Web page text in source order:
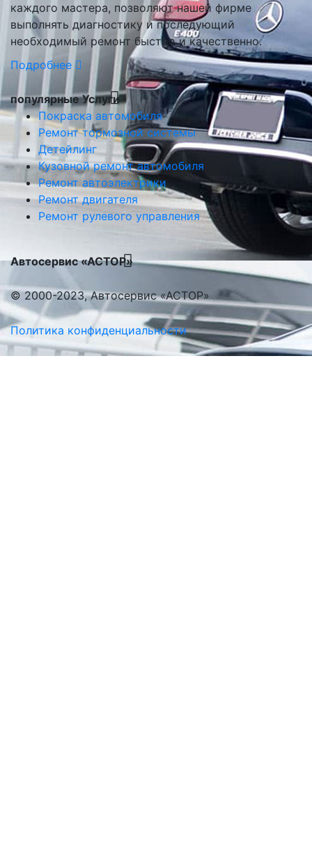
каждого мастера, позволяют нашей фирме
выполнять диагностику и последующий
необходимый ремонт быстро и качественно.
Подробнее
популярные Услуги
Покраска автомобиля
Ремонт тормозной системы
Детейлинг
Кузовной ремонт автомобиля
Ремонт автоэлектрики
Ремонт двигателя
Ремонт рулевого управления
Автосервис «АСТОР»
© 2000-2023, Автосервис «АСТОР»
Политика конфиденциальности